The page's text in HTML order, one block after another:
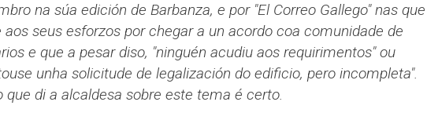
na súa edición de Barbanza, e por "El Correo Gallego" nas que
aos seus esforzos por chegar a un acordo coa comunidade de
e que a pesar diso, "ninguén acudiu aos requirimentos" ou
unha solicitude de legalización do edificio, pero incompleta".
que di a alcaldesa sobre este tema é certo.